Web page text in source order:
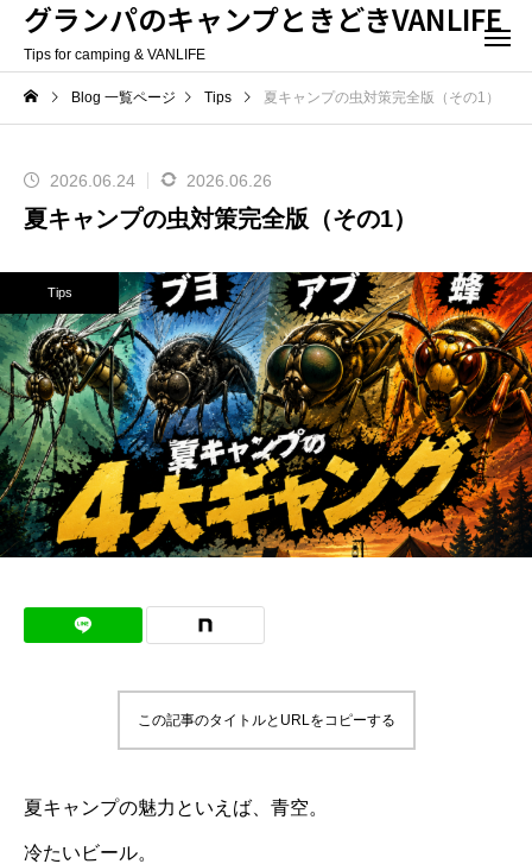
グランパのキャンプときどきVANLIFE
Tips for camping & VANLIFE
Blog 一覧ページ Tips 夏キャンプの虫対策完全版（その1）
2026.06.24 2026.06.26
夏キャンプの虫対策完全版（その1）
Tips
この記事のタイトルとURLをコピーする
夏キャンプの魅力といえば、青空。
冷たいビール。